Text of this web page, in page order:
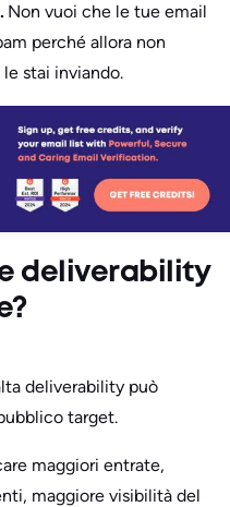
Non vuoi che le tue email
perché allora non
stai inviando.
deliverability
deliverability può
target.
maggiori entrate,
maggiore visibilità del